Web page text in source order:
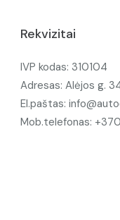
Rekvizitai
IVP kodas: 310104
Adresas: Alėjos g.
El.paštas:
Mob.telefonas: